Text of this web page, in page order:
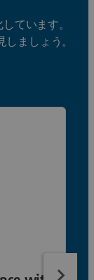
ています。
しましょう。